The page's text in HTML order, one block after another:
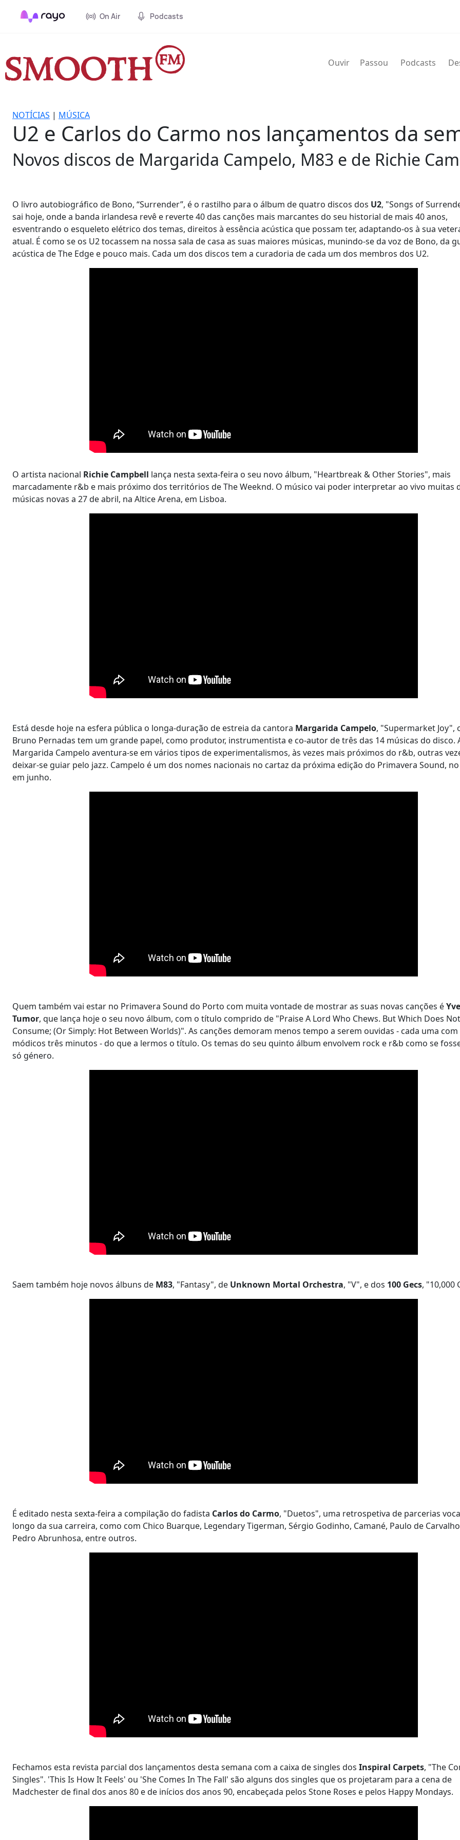
On Air Podcasts
Ouvir Passou Podcasts
NOTÍCIAS | MÚSICA
U2 e Carlos do Carmo nos lançamentos da
Novos discos de Margarida Campelo, M83 e de Richie
O livro autobiográfico de Bono, “Surrender”, é o rastilho para o álbum de quatro discos dos U2, "Songs of
sai hoje, onde a banda irlandesa revê e reverte 40 das canções mais marcantes do seu historial de mais 40 anos,
esventrando o esqueleto elétrico dos temas, direitos à essência acústica que possam ter, adaptando-os à sua
atual. É como se os U2 tocassem na nossa sala de casa as suas maiores músicas, munindo-se da voz de Bono, da
acústica de The Edge e pouco mais. Cada um dos discos tem a curadoria de cada um dos membros dos U2.
O artista nacional Richie Campbell lança nesta sexta-feira o seu novo álbum, "Heartbreak & Other Stories", mais
marcadamente r&b e mais próximo dos territórios de The Weeknd. O músico vai poder interpretar ao vivo muitas
músicas novas a 27 de abril, na Altice Arena, em Lisboa.
Está desde hoje na esfera pública o longa-duração de estreia da cantora Margarida Campelo, "Supermarket Joy",
Bruno Pernadas tem um grande papel, como produtor, instrumentista e co-autor de três das 14 músicas do disco.
Margarida Campelo aventura-se em vários tipos de experimentalismos, às vezes mais próximos do r&b, outras
deixar-se guiar pelo jazz. Campelo é um dos nomes nacionais no cartaz da próxima edição do Primavera Sound,
em junho.
Quem também vai estar no Primavera Sound do Porto com muita vontade de mostrar as suas novas canções é
Tumor, que lança hoje o seu novo álbum, com o título comprido de "Praise A Lord Who Chews. But Which Does Not
Consume; (Or Simply: Hot Between Worlds)". As canções demoram menos tempo a serem ouvidas - cada uma com
módicos três minutos - do que a lermos o título. Os temas do seu quinto álbum envolvem rock e r&b como se
só género.
Saem também hoje novos álbuns de M83, "Fantasy", de Unknown Mortal Orchestra, "V", e dos 100 Gecs, "10,000
É editado nesta sexta-feira a compilação do fadista Carlos do Carmo, "Duetos", uma retrospetiva de parcerias
longo da sua carreira, como com Chico Buarque, Legendary Tigerman, Sérgio Godinho, Camané, Paulo de
Pedro Abrunhosa, entre outros.
Fechamos esta revista parcial dos lançamentos desta semana com a caixa de singles dos Inspiral Carpets, "The
Singles". 'This Is How It Feels' ou 'She Comes In The Fall' são alguns dos singles que os projetaram para a cena de
Madchester de final dos anos 80 e de inícios dos anos 90, encabeçada pelos Stone Roses e pelos Happy Mondays.